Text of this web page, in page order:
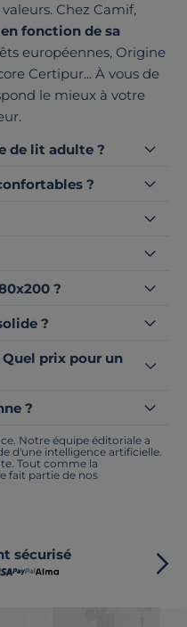
Chez Camif,
fonction de sa
européennes, Origine
Certipur... À vous de
le mieux à votre
de lit adulte ?
?
?
?
Quel prix pour un
?
Notre équipe éditoriale a
d'une intelligence artificielle.
Tout comme la
fait partie de nos
sécurisé